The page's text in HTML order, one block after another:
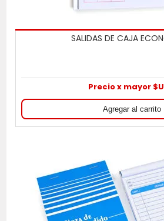
SALIDAS DE CAJA
Precio x mayor